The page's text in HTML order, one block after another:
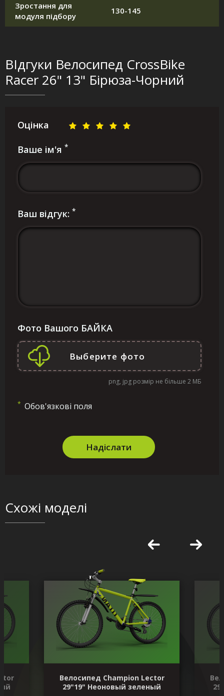
Зростання для
модуля підбору
130-145
ВІдгуки Велосипед CrossBike
Racer 26" 13" Бірюза-Чорний
Оцінка
Ваше ім'я *
Ваш відгук: *
Фото Вашого БАЙКА
png, jpg розмір не більше 2 МБ
* Обов'язкові поля
Надіслати
Схожі моделі
Велосипед Champion Lector
29"19" Неоновый зеленый